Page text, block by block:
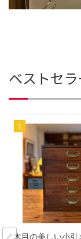
ベストセ
木目の美しい小引